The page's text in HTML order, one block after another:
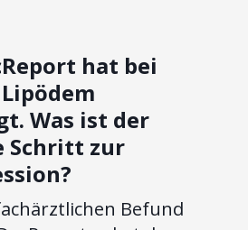
hat bei
Was ist der
Schritt zur
Befund